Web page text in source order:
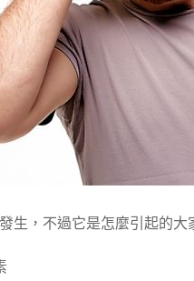
生，不過它是怎麼引起的